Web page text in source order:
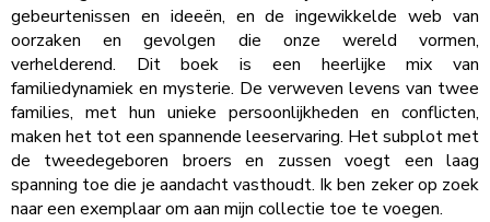
gebeurtenissen en ideeën, en de ingewikkelde web van
oorzaken en gevolgen die onze wereld vormen,
verhelderend. Dit boek is een heerlijke mix van
familiedynamiek en mysterie. De verweven levens van twee
families, met hun unieke persoonlijkheden en conflicten,
maken het tot een spannende leeservaring. Het subplot met
de tweedegeboren broers en zussen voegt een laag
spanning toe die je aandacht vasthoudt. Ik ben zeker op zoek
naar een exemplaar om aan mijn collectie toe te voegen.